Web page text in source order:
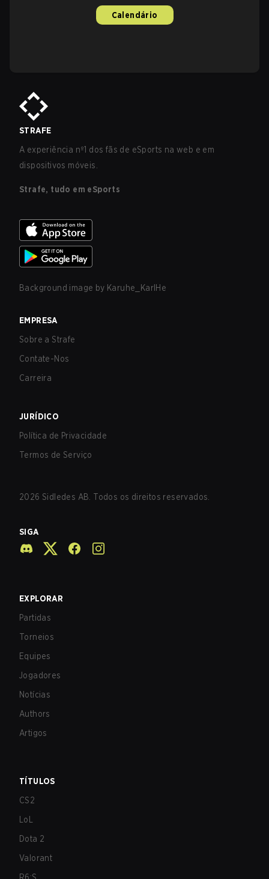
Calendário
STRAFE
A experiência nº1 dos fãs de eSports na web e em
dispositivos móveis.
Strafe, tudo em eSports
Background image by Karuhe_KarlHe
EMPRESA
Sobre a Strafe
Contate-Nos
Carreira
JURÍDICO
Política de Privacidade
Termos de Serviço
2026 Sidledes AB. Todos os direitos reservados.
SIGA
EXPLORAR
Partidas
Torneios
Equipes
Jogadores
Notícias
Authors
Artigos
TÍTULOS
CS2
LoL
Dota 2
Valorant